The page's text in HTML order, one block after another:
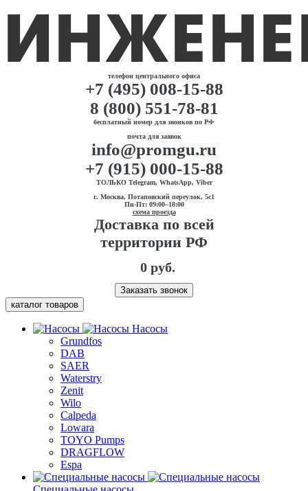
телефон центрального офиса
+7 (495) 008-15-88
8 (800) 551-78-81
бесплатный номер для звонков по РФ
почта для заявок
info@promgu.ru
+7 (915) 000-15-88
ТОЛЬКО Telegram, WhatsApp, Viber
г. Москва, Потаповский переулок, 5с1
Пн-Пт: 09:00–18:00
схема проезда
Доставка по всей
территории РФ
0 руб.
Заказать звонок
каталог товаров
Насосы
Grundfos
DAB
SAER
Waterstry
Zenit
Wilo
Calpeda
Lowara
TOYO Pumps
DRAGFLOW
Espa